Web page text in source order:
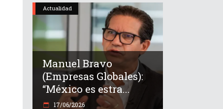
Actualidad
Manuel Bravo
(Empresas Globales):
“México es estra...
17/06/2026